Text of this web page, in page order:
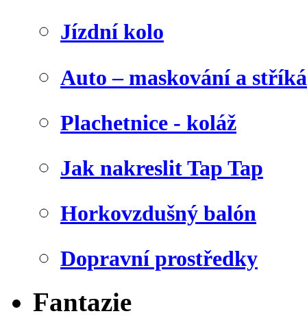
Jízdní kolo
Auto – maskování a
Plachetnice - koláž
Jak nakreslit Tap Tap
Horkovzdušný balón
Dopravní prostředky
Fantazie